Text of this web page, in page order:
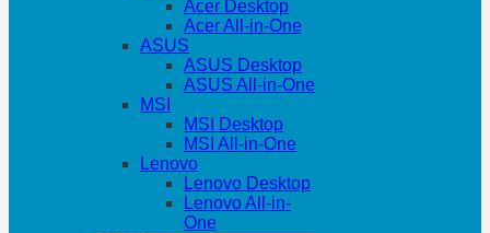
Acer Desktop
Acer All-in-One
ASUS
ASUS Desktop
ASUS All-in-One
MSI
MSI Desktop
MSI All-in-One
Lenovo
Lenovo Desktop
Lenovo All-in-
One